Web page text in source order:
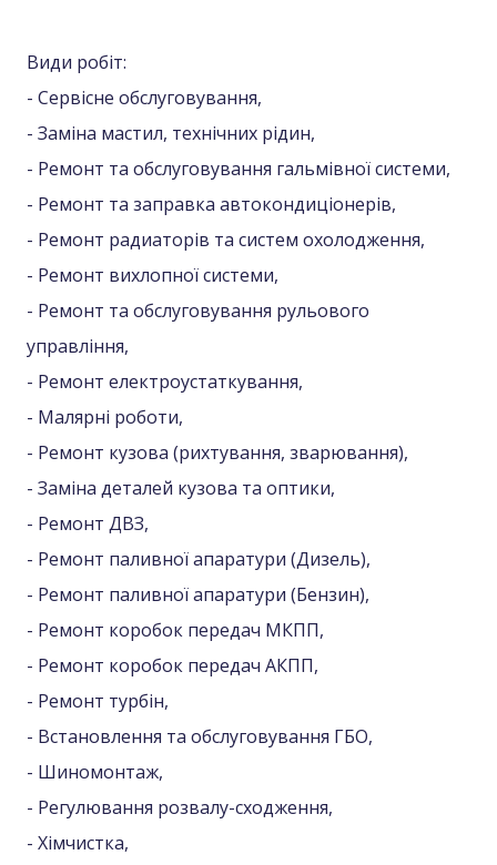
Види робіт:
- Сервісне обслуговування,
- Заміна мастил, технічних рідин,
- Ремонт та обслуговування гальмівної системи,
- Ремонт та заправка автокондиціонерів,
- Ремонт радиаторів та систем охолодження,
- Ремонт вихлопної системи,
- Ремонт та обслуговування рульового
управління,
- Ремонт електроустаткування,
- Малярні роботи,
- Ремонт кузова (рихтування, зварювання),
- Заміна деталей кузова та оптики,
- Ремонт ДВЗ,
- Ремонт паливної апаратури (Дизель),
- Ремонт паливної апаратури (Бензин),
- Ремонт коробок передач МКПП,
- Ремонт коробок передач АКПП,
- Ремонт турбін,
- Встановлення та обслуговування ГБО,
- Шиномонтаж,
- Регулювання розвалу-сходження,
- Хімчистка,